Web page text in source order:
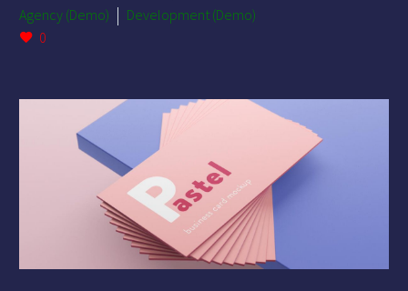
Agency (Demo)
Development (Demo)
0